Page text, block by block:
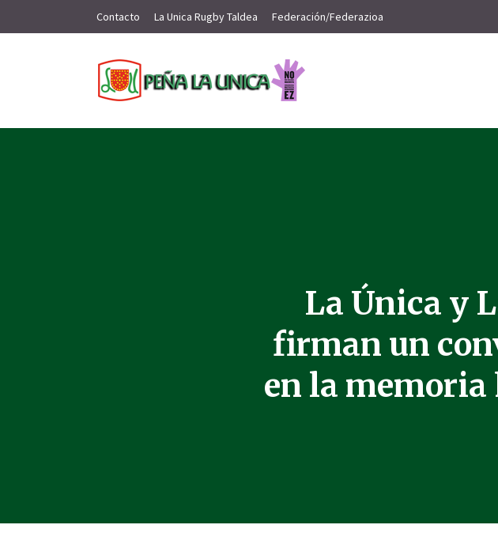
Contacto La Unica Rugby Taldea Federación/Federazioa
La Única y
firman un
en la memoria